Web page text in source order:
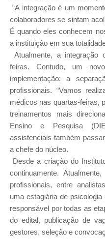
“A integração é um
colaboradores se sintam
É quando eles conhecem
a instituição em sua
Atualmente, a integração
feiras. Contudo, um
implementação: a
profissionais. “Vamos
médicos nas quartas-feiras,
treinamentos mais
Ensino e Pesquisa
assistenciais também
a chefe do núcleo.
Desde a criação do
continuamente.
profissionais, entre
uma estagiária de
responsável por todas as
do edital, publicação de
gestores, seleção e